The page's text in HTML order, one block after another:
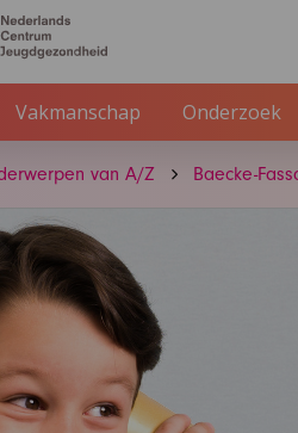
Vakmanschap Onderzoek
van A/Z Baecke-